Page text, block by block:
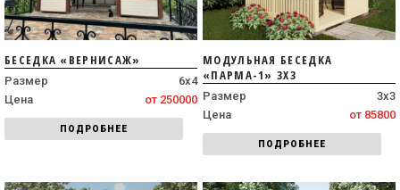
БЕСЕДКА «ВЕРНИСАЖ»
Размер
6х4
Цена
от 250000
ПОДРОБНЕЕ
МОДУЛЬНАЯ БЕСЕДКА
«ПАРМА-1» 3Х3
Размер
3х3
Цена
от 85800
ПОДРОБНЕЕ